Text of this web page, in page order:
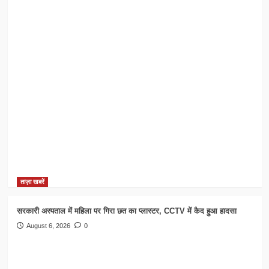
ताज़ा खबरें
सरकारी अस्पताल में महिला पर गिरा छत का प्लास्टर, CCTV में कैद हुआ हादसा
August 6, 2026 0